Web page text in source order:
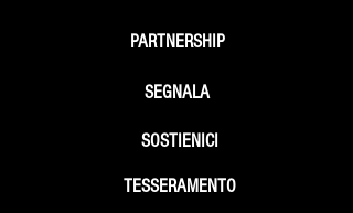
SEGNALA
SOSTIENICI
PARTNERSHIP
TESSERAMENTO